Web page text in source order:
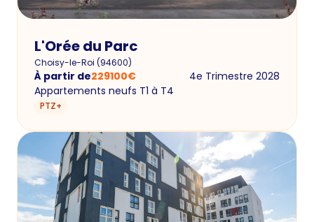
L'Orée du Parc
Choisy-le-Roi (94600)
À partir de229100€
4e Trimestre 2028
Appartements neufs T1 à T4
PTZ+